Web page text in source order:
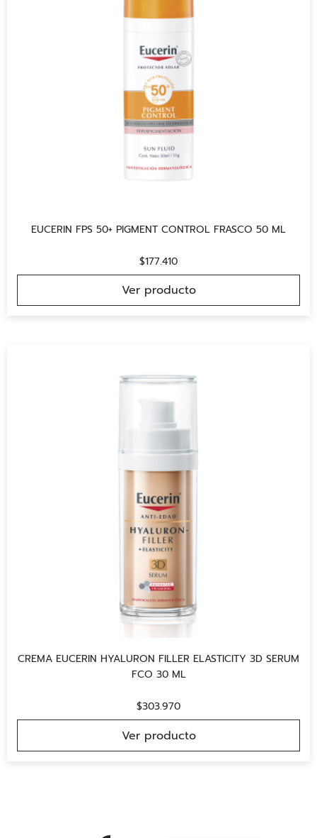
EUCERIN FPS 50+ PIGMENT CONTROL FRASCO 50 ML
$177.410
Ver producto
CREMA EUCERIN HYALURON FILLER ELASTICITY 3D SERUM
FCO 30 ML
$303.970
Ver producto